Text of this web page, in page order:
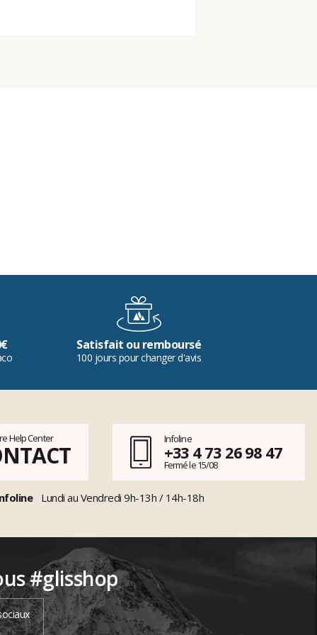
Satisfait ou remboursé
100 jours pour changer d'avis
Help Center Infoline
+33 4 73 26 98 47
Fermé le 15/08
Lundi au Vendredi 9h-13h / 14h-18h
#glisshop